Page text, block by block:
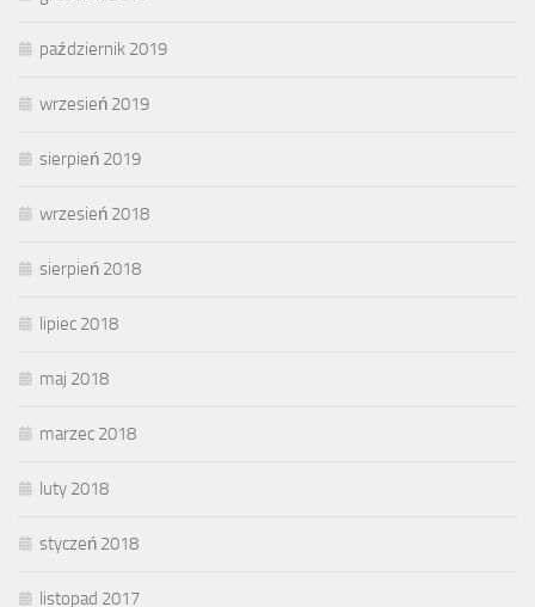
październik 2019
wrzesień 2019
sierpień 2019
wrzesień 2018
sierpień 2018
lipiec 2018
maj 2018
marzec 2018
luty 2018
styczeń 2018
listopad 2017